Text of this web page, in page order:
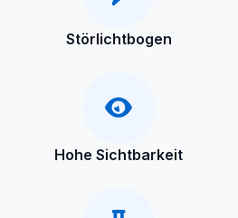
Störlichtbogen
Hohe Sichtbarkeit